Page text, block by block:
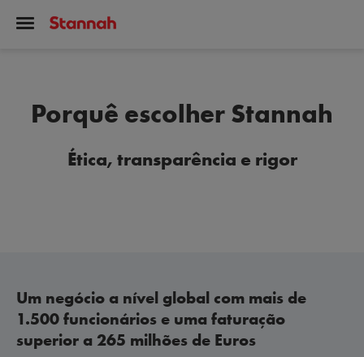
Porquê escolher Stannah
Ética, transparência e rigor
Um negócio a nível global com mais de
1.500 funcionários e uma faturação
superior a 265 milhões de Euros